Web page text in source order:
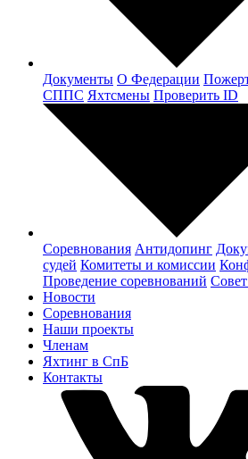
Документы О Федерации
СППС Яхтсмены Проверить ID
Соревнования Антидопинг
судей Комитеты и комиссии
Проведение соревнований
Новости
Соревнования
Наши проекты
Членам
Яхтинг в СпБ
Контакты